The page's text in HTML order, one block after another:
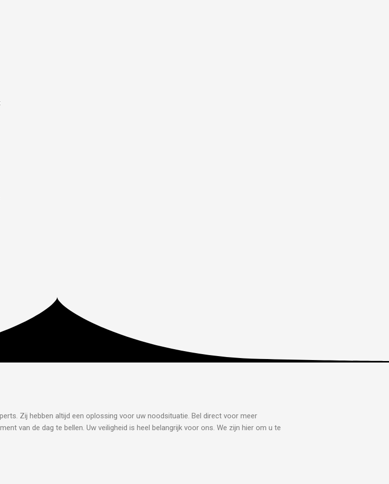
Zij hebben altijd een oplossing voor uw noodsituatie. Bel direct voor meer
van de dag te bellen. Uw veiligheid is heel belangrijk voor ons. We zijn hier om u te